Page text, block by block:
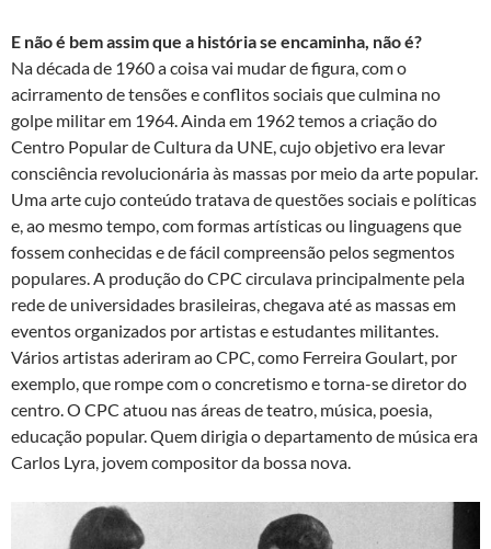
E não é bem assim que a história se encaminha, não é?
Na década de 1960 a coisa vai mudar de figura, com o
acirramento de tensões e conflitos sociais que culmina no
golpe militar em 1964. Ainda em 1962 temos a criação do
Centro Popular de Cultura da UNE, cujo objetivo era levar
consciência revolucionária às massas por meio da arte popular.
Uma arte cujo conteúdo tratava de questões sociais e políticas
e, ao mesmo tempo, com formas artísticas ou linguagens que
fossem conhecidas e de fácil compreensão pelos segmentos
populares. A produção do CPC circulava principalmente pela
rede de universidades brasileiras, chegava até as massas em
eventos organizados por artistas e estudantes militantes.
Vários artistas aderiram ao CPC, como Ferreira Goulart, por
exemplo, que rompe com o concretismo e torna-se diretor do
centro. O CPC atuou nas áreas de teatro, música, poesia,
educação popular. Quem dirigia o departamento de música era
Carlos Lyra, jovem compositor da bossa nova.